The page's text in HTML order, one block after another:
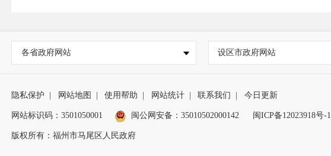
各省政府网站 设区市政府网站
隐私保护 网站地图 使用帮助 网站统计 联系我们 今日更新
网站标识码：3501050001 闽公网安备：35010502000142 闽ICP备12023918号-1
版权所有：福州市马尾区人民政府